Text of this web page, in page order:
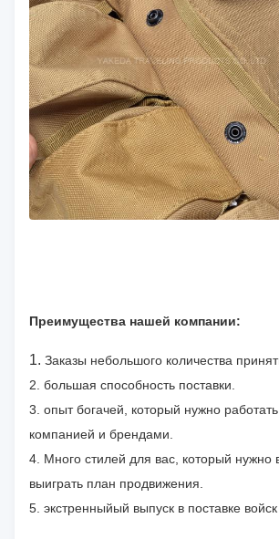
Преимущества нашей компании:
1. Заказы небольшого количества
2. большая способность поставки.
3. опыт богачей, который нужно
компанией и брендами.
4. Много стилей для вас, который нужно
выиграть план продвижения.
5. экстренныйый выпуск в поставке